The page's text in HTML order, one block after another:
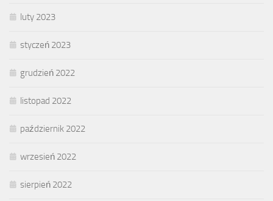
luty 2023
styczeń 2023
grudzień 2022
listopad 2022
październik 2022
wrzesień 2022
sierpień 2022